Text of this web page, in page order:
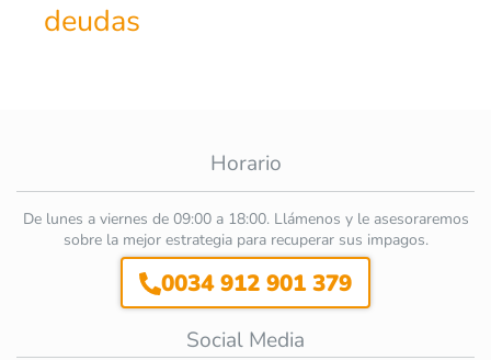
deudas
Horario
De lunes a viernes de 09:00 a 18:00. Llámenos y le asesoraremos
sobre la mejor estrategia para recuperar sus impagos.
0034 912 901 379
Social Media